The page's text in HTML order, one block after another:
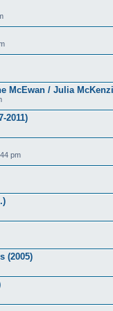
McEwan / Julia
2011)
pm
(2005)